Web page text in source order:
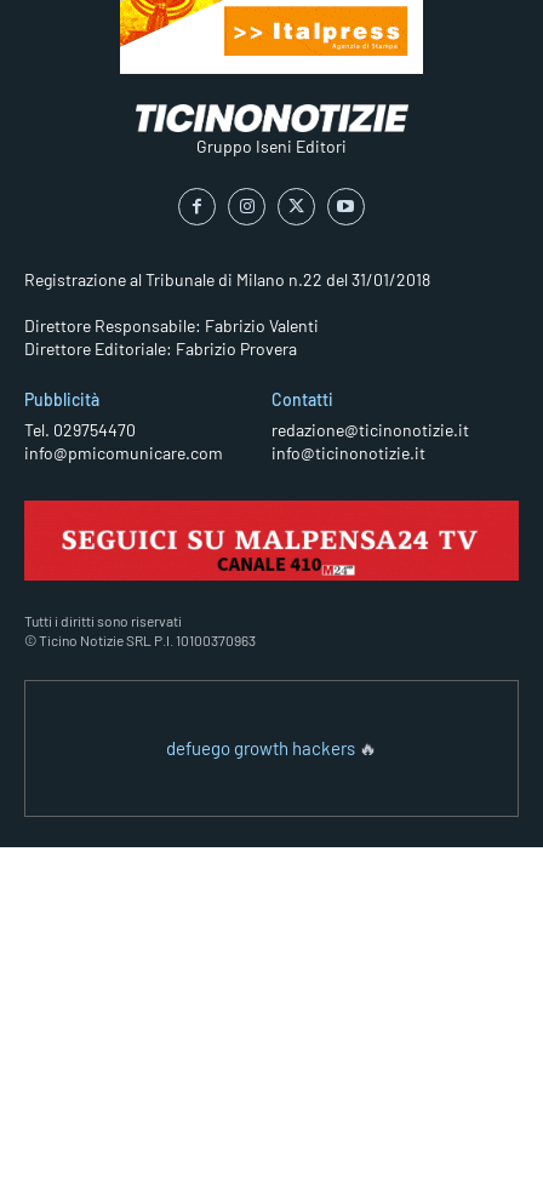
Gruppo Iseni Editori
Registrazione al Tribunale di Milano n.22 del 31/01/2018
Direttore Responsabile: Fabrizio Valenti
Direttore Editoriale: Fabrizio Provera
Pubblicità
Tel. 029754470
info@pmicomunicare.com
Contatti
redazione@ticinonotizie.it
info@ticinonotizie.it
Tutti i diritti sono riservati
© Ticino Notizie SRL P.I. 10100370963
defuego growth hackers 🔥